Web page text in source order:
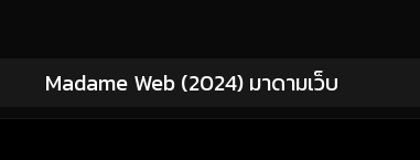
Madame Web (2024) มาดามเว็บ